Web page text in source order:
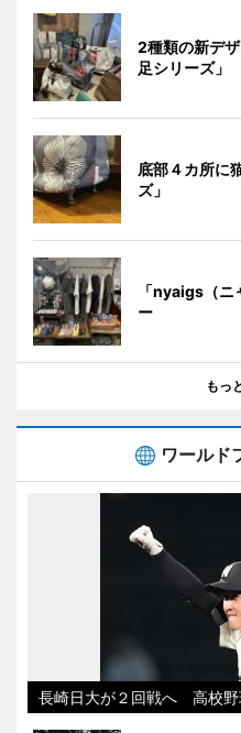
2種類の新デ
足シリーズ」
底部４カ所に
ズ」
「nyaigs（
ー
もっ
ワールド
長崎日大が２回戦へ 高校